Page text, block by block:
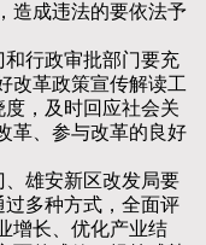
造成违法的要依法予
行政审批部门要充
改革政策宣传解读工
度，及时回应社会关
革、参与改革的良好
雄安新区改发局要
多种方式，全面评
增长、优化产业结